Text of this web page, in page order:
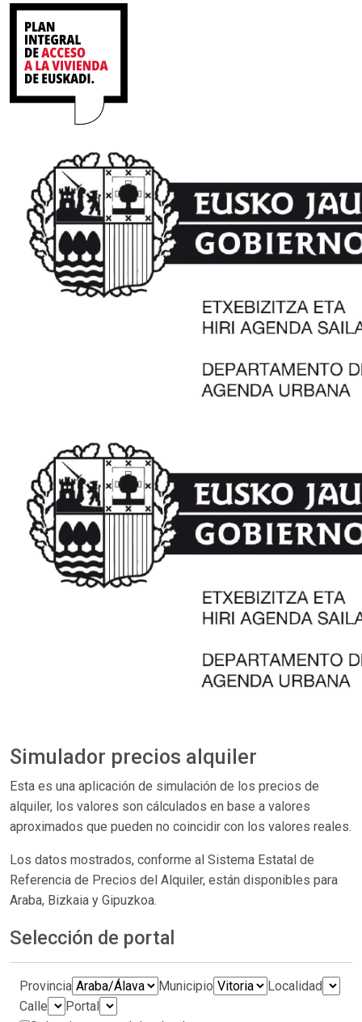
Simulador precios alquiler
Esta es una aplicación de simulación de los precios de
alquiler, los valores son cálculados en base a valores
aproximados que pueden no coincidir con los valores reales.
Los datos mostrados, conforme al Sistema Estatal de
Referencia de Precios del Alquiler, están disponibles para
Araba, Bizkaia y Gipuzkoa.
Selección de portal
Provincia Municipio
Localidad
Calle
Portal